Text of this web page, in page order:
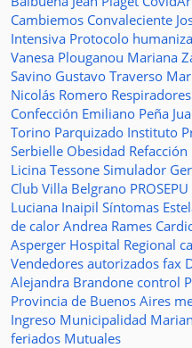
Cambiemos Convaleciente
Intensiva Protocolo
Vanesa Plouganou Mariana
Savino Gustavo Traverso
Nicolás Romero Respiradores
Confección Emiliano Peña
Torino Parquizado Instituto
Serbielle Obesidad Refacción
Licina Tessone Simulador
Club Villa Belgrano PROSEPU
Luciana Inaipil Síntomas
de calor Andrea Rames
Asperger Hospital Regional
Vendedores autorizados fax
Alejandra Brandone control
Provincia de Buenos Aires
Ingreso Municipalidad
feriados Mutuales